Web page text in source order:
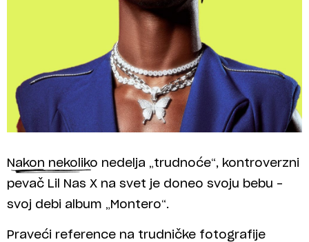
Nakon nekoliko nedelja „trudnoće“, kontroverzni
pevač Lil Nas X na svet je doneo svoju bebu –
svoj debi album „Montero“.
Praveći reference na trudničke fotografije